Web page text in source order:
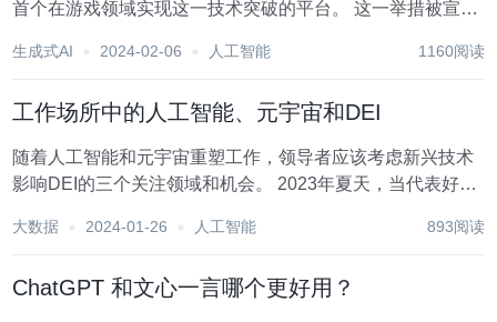
首个在游戏领域实现这一技术突破的平台。 这一举措被宣传
翻译功能将支持16种语言，使用户能够在其首选语言中无缝
生成式AI 2024-02-06 人工智能 1160阅读
工作场所中的人工智能、元宇宙和DEI
随着人工智能和元宇宙重塑工作，领导者应该考虑新兴技术
影响DEI的三个关注领域和机会。 2023年夏天，当代表好莱
工智能来完成人类作家和演员的工作。一家领先的商业银行
大数据 2024-01-26 人工智能 893阅读
ChatGPT 和文心一言哪个更好用？